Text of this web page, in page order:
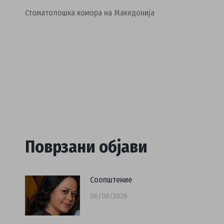
Стоматолошка комора на Македонија
Поврзани објави
Соопштение
06/08/2026